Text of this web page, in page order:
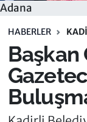
Adana
HABERLER
Başkan